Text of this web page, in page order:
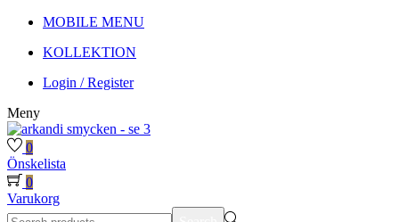
MOBILE MENU
KOLLEKTION
Login / Register
Meny
0
Önskelista
0
Varukorg
Search